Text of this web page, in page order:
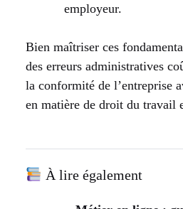
employeur.
Bien maîtriser ces
des erreurs administratives
la conformité de l’entreprise
en matière de droit du travail
À lire également